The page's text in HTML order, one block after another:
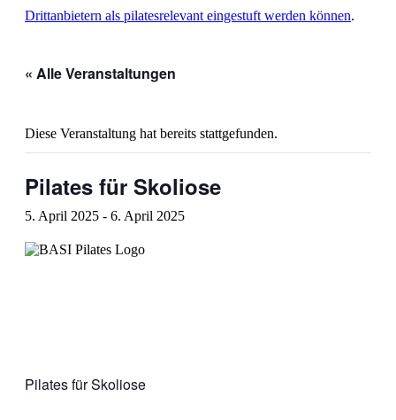
Drittanbietern als pilatesrelevant eingestuft werden können.
« Alle Veranstaltungen
Diese Veranstaltung hat bereits stattgefunden.
Pilates für Skoliose
5. April 2025 - 6. April 2025
Pilates für Skoliose